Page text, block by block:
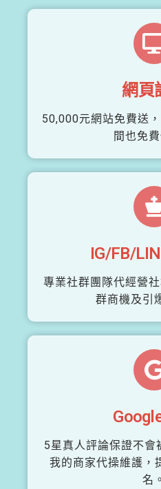
網頁
50,000元網站免費送
間也免費
IG/FB/
專業社群團隊代經營
群商機及引
5星真人評論保證不會
我的商家代操維護，
名。